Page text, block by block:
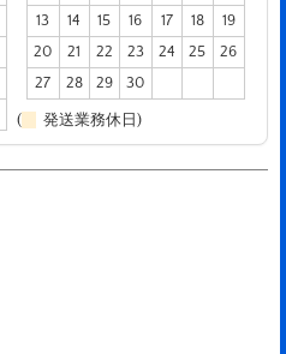
13
14 15 16 17 18
19
20
21 22 23 24 25
26
27
28 29 30
( 発送業務休日)